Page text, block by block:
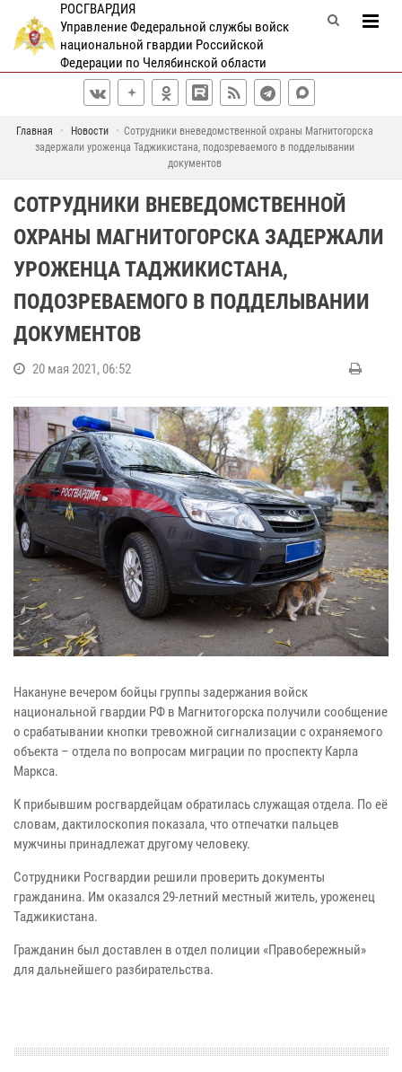
РОСГВАРДИЯ
Управление Федеральной службы войск
национальной гвардии Российской
Федерации по Челябинской области
Главная Новости
Сотрудники вневедомственной охраны Магнитогорска
задержали уроженца Таджикистана, подозреваемого в подделывании
документов
СОТРУДНИКИ ВНЕВЕДОМСТВЕННОЙ
ОХРАНЫ МАГНИТОГОРСКА ЗАДЕРЖАЛИ
УРОЖЕНЦА ТАДЖИКИСТАНА,
ПОДОЗРЕВАЕМОГО В ПОДДЕЛЫВАНИИ
ДОКУМЕНТОВ
20 мая 2021, 06:52
Накануне вечером бойцы группы задержания войск
национальной гвардии РФ в Магнитогорска получили сообщение
о срабатывании кнопки тревожной сигнализации с охраняемого
объекта – отдела по вопросам миграции по проспекту Карла
Маркса.
К прибывшим росгвардейцам обратилась служащая отдела. По её
словам, дактилоскопия показала, что отпечатки пальцев
мужчины принадлежат другому человеку.
Сотрудники Росгвардии решили проверить документы
гражданина. Им оказался 29-летний местный житель, уроженец
Таджикистана.
Гражданин был доставлен в отдел полиции «Правобережный»
для дальнейшего разбирательства.